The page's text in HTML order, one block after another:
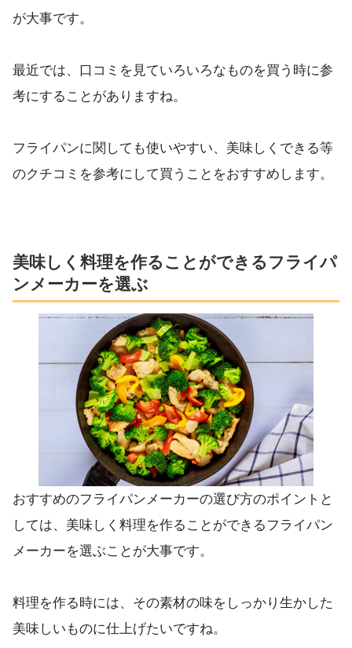
が大事です。
最近では、口コミを見ていろいろなものを買う時に参
考にすることがありますね。
フライパンに関しても使いやすい、美味しくできる等
のクチコミを参考にして買うことをおすすめします。
美味しく料理を作ることができるフライパ
ンメーカーを選ぶ
おすすめのフライパンメーカーの選び方のポイントと
しては、美味しく料理を作ることができるフライパン
メーカーを選ぶことが大事です。
料理を作る時には、その素材の味をしっかり生かした
美味しいものに仕上げたいですね。